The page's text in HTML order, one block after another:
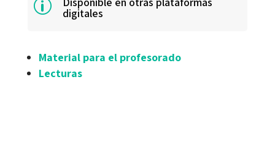
p digitales
Material para el profesorado
Lecturas